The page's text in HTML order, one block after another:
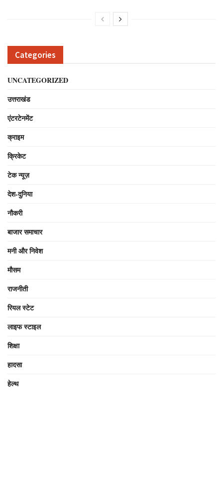
Categories
UNCATEGORIZED
उत्तराखंड
एंटरटेनमेंट
क्राइम
क्रिकेट
टेक न्यूज़
देश-दुनिया
नौकरी
बाजार समाचार
मनी और निवेश
मौसम
राजनीती
रियल स्टेट
लाइफ स्टाइल
शिक्षा
हादसा
हेल्थ